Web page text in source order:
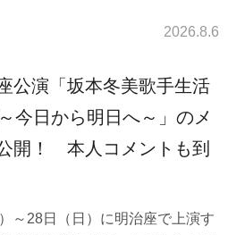
2026.8.6
公演「坂本冬美歌手生活
今日から明日へ～」のメ
開！ 本人コメントも到
～28日（日）に明治座で上演す